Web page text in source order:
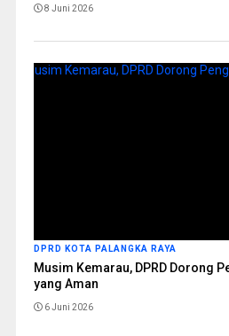
8 Juni 2026
DPRD KOTA PALANGKA RAYA
Musim Kemarau, DPRD Dorong
yang Aman
6 Juni 2026